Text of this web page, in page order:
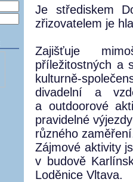
Je střediskem
zřizovatelem je
Zajišťuje
příležitostných a
kulturně-
divadelní a
a outdoorové
pravidelné
různého
Zájmové aktivity
v budově
Loděnice Vltava.